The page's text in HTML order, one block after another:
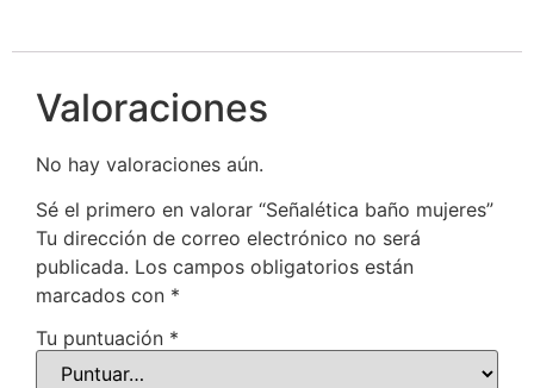
Valoraciones
No hay valoraciones aún.
Sé el primero en valorar “Señalética baño mujeres”
Tu dirección de correo electrónico no será
publicada. Los campos obligatorios están
marcados con *
Tu puntuación *